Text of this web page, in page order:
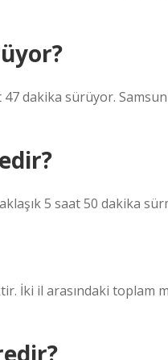
dakika sürüyor. Samsun
5 saat 50 dakika
İki il arasındaki toplam